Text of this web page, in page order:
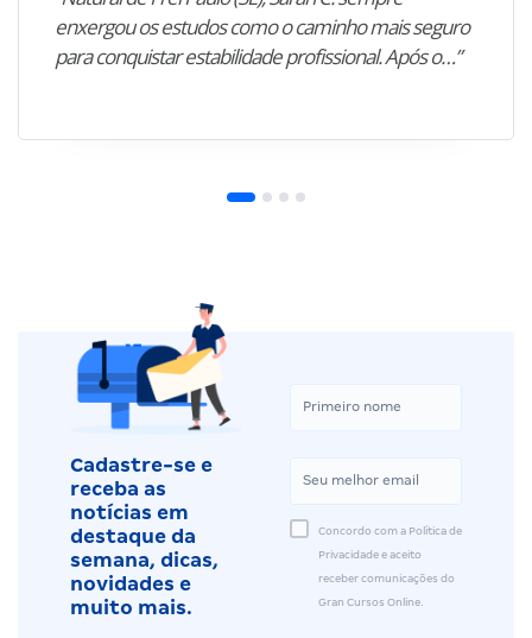
enxergou os estudos como o caminho mais seguro
para conquistar estabilidade profissional. Após o…”
Cadastre-se e
receba as
notícias em
destaque da
semana, dicas,
novidades e
muito mais.
Concordo com a Política de
Privacidade e aceito
receber comunicações do
Gran Cursos Online.